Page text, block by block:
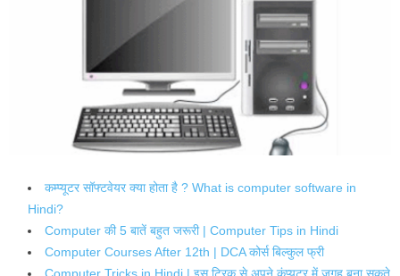
कम्प्यूटर सॉफ्टवेयर क्या होता है ? What is computer software in
Hindi?
Computer की 5 बातें बहुत जरूरी | Computer Tips in Hindi
Computer Courses After 12th | DCA कोर्स बिल्कुल फ्री